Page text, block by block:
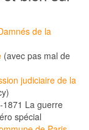
de la
(avec pas mal de
judiciaire de la
1871 La guerre
spécial